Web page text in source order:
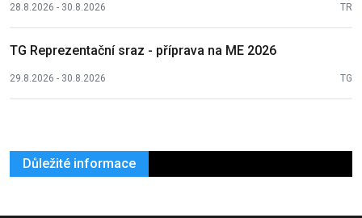
28.8.2026 - 30.8.2026 TR
TG Reprezentační sraz - příprava na ME 2026
29.8.2026 - 30.8.2026 TG
Důležité informace